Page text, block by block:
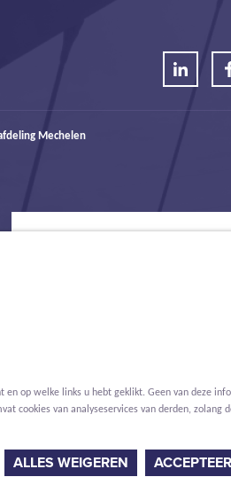
Mechelen
op welke links u hebt geklikt. Geen van deze
cookies van analyseservices van derden, zolang
ALLES WEIGEREN